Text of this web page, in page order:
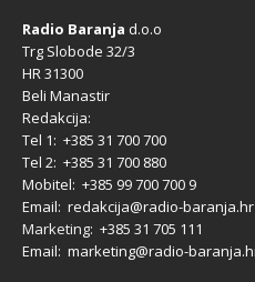
Radio Baranja d.o.o
Trg Slobode 32/3
HR 31300
Beli Manastir
Redakcija:
Tel 1: +385 31 700 700
Tel 2: +385 31 700 880
Mobitel: +385 99 700 700 9
Email: redakcija@radio-baranja.hr
Marketing: +385 31 705 111
Email: marketing@radio-